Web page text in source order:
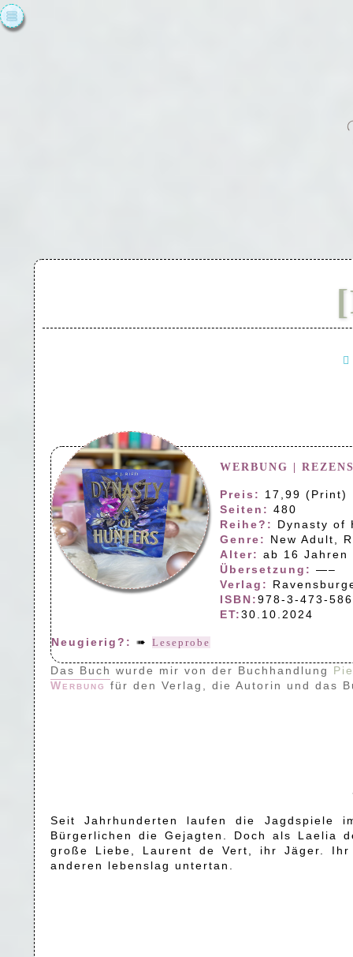
WERBUNG |
Preis:
17,99 (Print)
Seiten: 480
Reihe?:
Dynasty of
Genre:
New Adult,
Alter: ab 16 Jahren
Übersetzung: —–
Verlag:
ISBN:978-3-473-
ET:30.10.2024
Neugierig?: ➠ Leseprobe
Das Buch wurde mir von der Buchhandlung
Werbung für den Verlag, die Autorin und das
Seit Jahrhunderten laufen die Jagdspiele
Bürgerlichen die Gejagten. Doch als Laelia
große Liebe, Laurent de Vert, ihr Jäger.
anderen lebenslag untertan.